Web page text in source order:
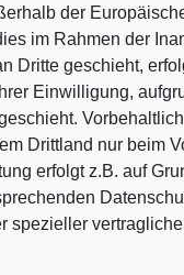
der
im Rahmen der
Dritte geschieht,
Einwilligung,
Drittland nur beim
erfolgt z.B. auf
spezieller